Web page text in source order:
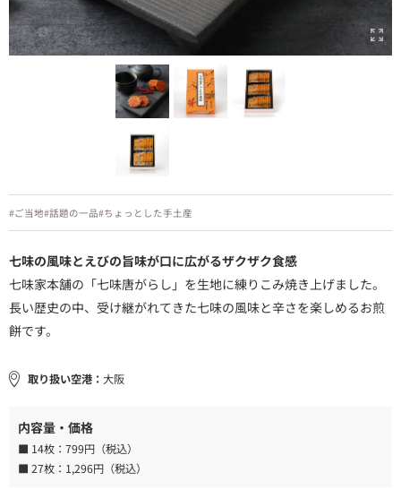
#ご当地#話題の一品#ちょっとした手土産
七味の風味とえびの旨味が口に広がるザクザク食感
七味家本舗の「七味唐がらし」を生地に練りこみ焼き上げました。
長い歴史の中、受け継がれてきた七味の風味と辛さを楽しめるお煎
餅です。
取り扱い空港： 大阪
内容量・価格
■ 14枚： 799円（税込）
■ 27枚： 1,296円（税込）